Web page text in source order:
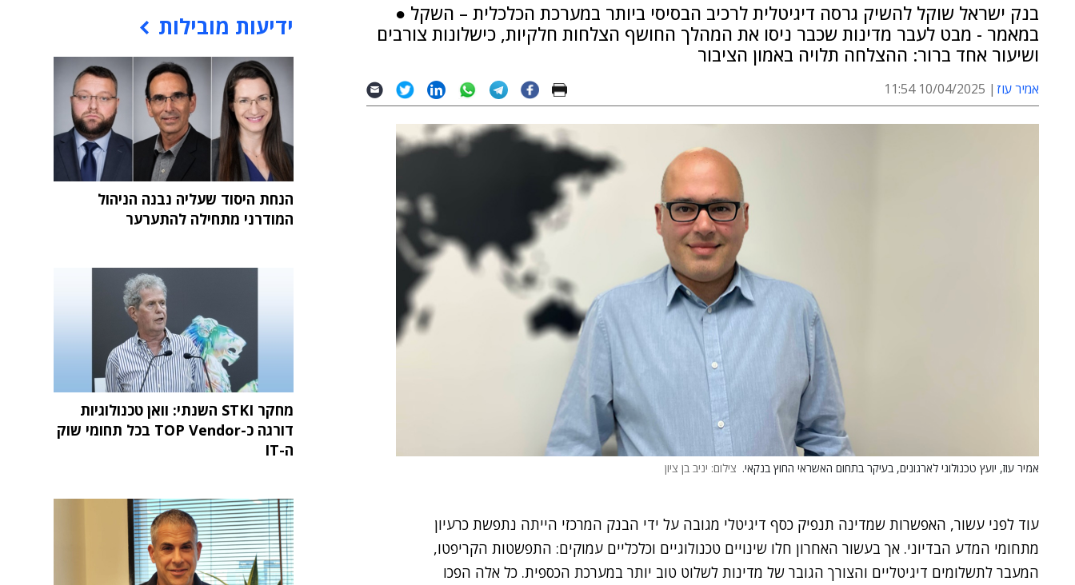
בנק ישראל שוקל להשיק גרסה דיגיטלית לרכיב הבסיסי ביותר במערכת הכלכלית – השקל ●
במאמר - מבט לעבר מדינות שכבר ניסו את המהלך החושף הצלחות חלקיות, כישלונות צורבים
ושיעור אחד ברור: ההצלחה תלויה באמון הציבור
אמיר עוז 10/04/2025 11:54
אמיר עוז, יועץ טכנולוגי לארגונים, בעיקר בתחום האשראי החוץ בנקאי. צילום: יניב בן ציון
עוד לפני עשור, האפשרות שמדינה תנפיק כסף דיגיטלי מגובה על ידי הבנק המרכזי הייתה נתפשת כרעיון
מתחומי המדע הבדיוני. אך בעשור האחרון חלו שינויים טכנולוגיים וכלכליים עמוקים: התפשטות הקריפטו,
המעבר לתשלומים דיגיטליים והצורך הגובר של מדינות לשלוט טוב יותר במערכת הכספית. כל אלה הפכו
ידיעות מובילות
הנחת היסוד שעליה נבנה הניהול
המודרני מתחילה להתערער
מחקר STKI השנתי: וואן טכנולוגיות
דורגה כ-TOP Vendor בכל תחומי שוק
ה-IT